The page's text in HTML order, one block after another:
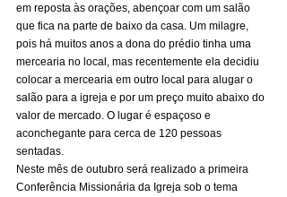
em reposta às orações, abençoar com um salão
que fica na parte de baixo da casa. Um milagre,
pois há muitos anos a dona do prédio tinha uma
mercearia no local, mas recentemente ela decidiu
colocar a mercearia em outro local para alugar o
salão para a igreja e por um preço muito abaixo do
valor de mercado. O lugar é espaçoso e
aconchegante para cerca de 120 pessoas
sentadas.
Neste mês de outubro será realizado a primeira
Conferência Missionária da Igreja sob o tema